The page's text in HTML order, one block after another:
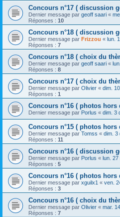
Concours n°17 ( discussion
Dernier message par geoff saari «
Réponses : 10
Concours n°18 ( discussion
Dernier message par Frizzou « lun.
Réponses : 7
Concours n°18 ( choix du
Dernier message par geoff saari «
Réponses : 8
Concours n°17 ( choix du
Dernier message par Olivier « dim.
Réponses : 1
Concours n°16 ( photos hors
Dernier message par Porlus « dim. 3
Concours n°15 ( photos hors
Dernier message par Tomss « dim. 3
Réponses : 11
Concours n°16 ( discussion
Dernier message par Porlus « lun. 27
Réponses : 5
Concours n°16 ( photos hors
Dernier message par xguilx1 « ven.
Réponses : 3
Concours n°16 ( choix du
Dernier message par Olivier « mar.
Réponses : 7